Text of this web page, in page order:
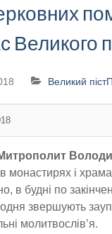
Великого
Великий піст
монастирях і
в будні по
звершують
молитвослів’я.